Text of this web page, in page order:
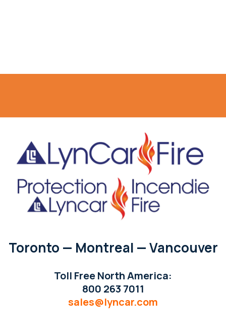
Toronto — Montreal — Vancouver
Toll Free North America:
800 263 7011
sales@lyncar.com